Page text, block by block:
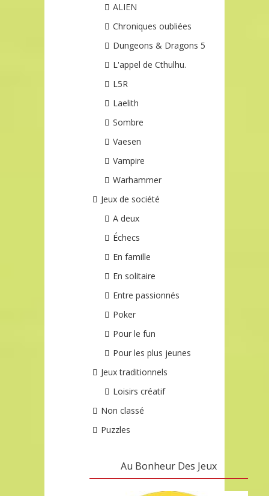
ALIEN
Chroniques oubliées
Dungeons & Dragons 5
L'appel de Cthulhu.
L5R
Laelith
Sombre
Vaesen
Vampire
Warhammer
Jeux de société
A deux
Échecs
En famille
En solitaire
Entre passionnés
Poker
Pour le fun
Pour les plus jeunes
Jeux traditionnels
Loisirs créatif
Non classé
Puzzles
Au Bonheur Des Jeux